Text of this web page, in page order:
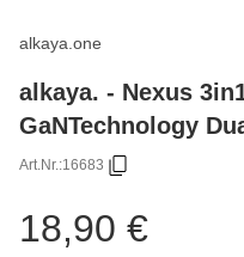
alkaya.one
alkaya. - Nexus
GaNTechnology
Art.Nr.:16683
18,90 €